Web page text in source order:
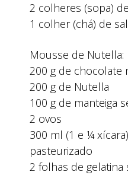
2 colheres (sopa)
1 colher (chá) de sal
Mousse de Nutella:
200 g de chocolate
200 g de Nutella
100 g de manteiga
2 ovos
300 ml (1 e ¼
pasteurizado
2 folhas de gelatina